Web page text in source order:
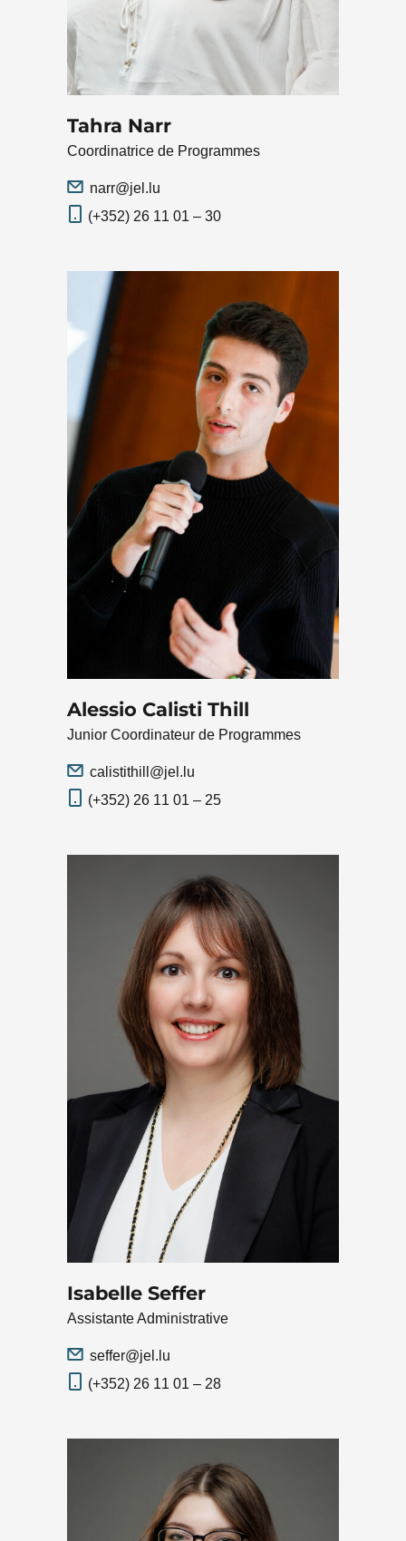
Tahra Narr
Coordinatrice de Programmes
narr@jel.lu
(+352) 26 11 01 – 30
Alessio Calisti Thill
Junior Coordinateur de Programmes
calistithill@jel.lu
(+352) 26 11 01 – 25
Isabelle Seffer
Assistante Administrative
seffer@jel.lu
(+352) 26 11 01 – 28